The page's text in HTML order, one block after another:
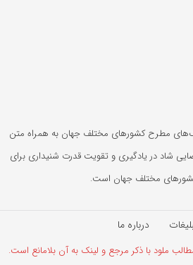
مطرح کشورهای مختلف جهان به همراه متن
شاد در یادگیری و تقویت قدرت شنیداری برای
مختلف جهان است.
درباره ما
ملود با ذکر مرجع و لینک به آن بلامانع است.